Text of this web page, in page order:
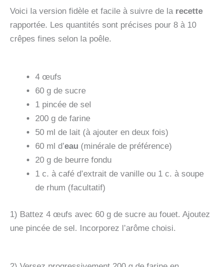
Voici la version fidèle et facile à suivre de la recette
rapportée. Les quantités sont précises pour 8 à 10
crêpes fines selon la poêle.
4 œufs
60 g de sucre
1 pincée de sel
200 g de farine
50 ml de lait (à ajouter en deux fois)
60 ml d’eau (minérale de préférence)
20 g de beurre fondu
1 c. à café d’extrait de vanille ou 1 c. à soupe
de rhum (facultatif)
1) Battez 4 œufs avec 60 g de sucre au fouet. Ajoutez
une pincée de sel. Incorporez l’arôme choisi.